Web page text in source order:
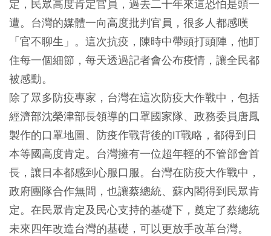
定，民眾高度肯定官員，過去二十年來這恐怕是頭一
遭。台灣的媒體一向高度批判官員，很多人都感嘆
「官不聊生」。這次抗疫，陳時中帶頭打頭陣，他盯
住每一個細節，每天透過記者會公布疫情，讓全民都
被感動。
除了眾多防疫專家，台灣在這次防疫大作戰中，包括
經濟部沈榮津部長領導的口罩國家隊、政務委員唐鳳
製作的口罩地圖、防疫作戰背後的IT戰略，都得到日
本等國高度肯定。台灣擁有一位超年輕的不管部會首
長，讓日本都感到心服口服。台灣在防疫大作戰中，
政府團隊合作無間，也讓蔡總統、蘇內閣得到民眾肯
定。在民眾肯定及民心支持的基礎下，奠定了蔡總統
未來四年改造台灣的基礎，可以更放手改革台灣。